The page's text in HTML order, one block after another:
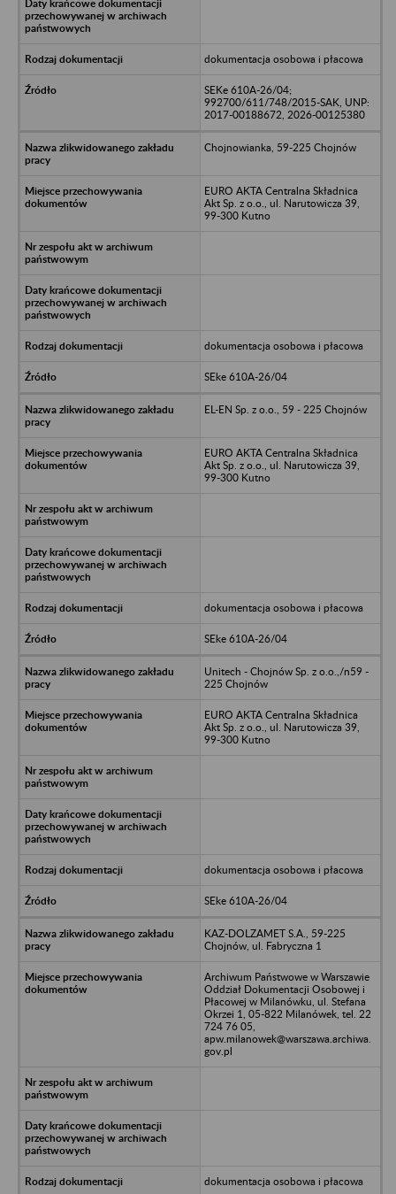
dokumentacja osobowa i płacowa
SEKe 610A-26/04;
992700/611/748/2015-SAK, UNP:
2017-00188672, 2026-00125380
Chojnowianka, 59-225 Chojnów
EURO AKTA Centralna Składnica
Akt Sp. z o.o., ul. Narutowicza 39,
99-300 Kutno
dokumentacja osobowa i płacowa
SEke 610A-26/04
EL-EN Sp. z o.o., 59 - 225 Chojnów
EURO AKTA Centralna Składnica
Akt Sp. z o.o., ul. Narutowicza 39,
99-300 Kutno
dokumentacja osobowa i płacowa
SEke 610A-26/04
Unitech - Chojnów Sp. z o.o.,/n59 -
225 Chojnów
EURO AKTA Centralna Składnica
Akt Sp. z o.o., ul. Narutowicza 39,
99-300 Kutno
dokumentacja osobowa i płacowa
SEke 610A-26/04
KAZ-DOLZAMET S.A., 59-225
Chojnów, ul. Fabryczna 1
Archiwum Państwowe w Warszawie
Oddział Dokumentacji Osobowej i
Płacowej w Milanówku, ul. Stefana
Okrzei 1, 05-822 Milanówek, tel. 22
724 76 05,
apw.milanowek@warszawa.archiwa.
gov.pl
dokumentacja osobowa i płacowa